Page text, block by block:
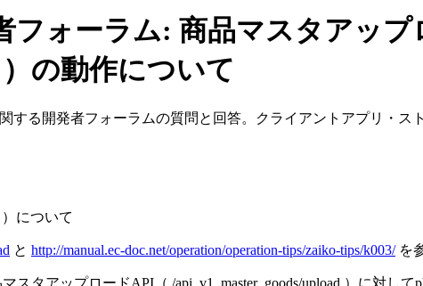
フォーラム: 商品マスタアップ
の動作について
する開発者フォーラムの質問と回答。クライアントアプリ・ス
）について
と http://manual.ec-doc.net/operation/operation-tips/zaiko-tips/k003/を
タアップロードAPI（ /api_v1_master_goods/upload ）に対し